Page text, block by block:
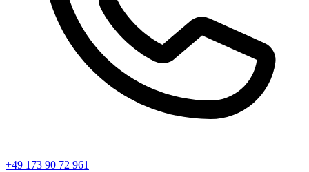
+49 173 90 72 961